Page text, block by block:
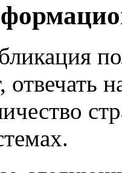
отвечать